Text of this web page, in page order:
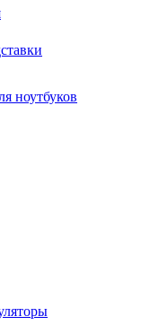
ноутбуков